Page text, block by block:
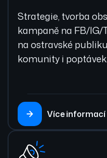
Strategie, tvorba
kampaně na FB/IG/
na ostravské
komunity i poptávek.
Více informací